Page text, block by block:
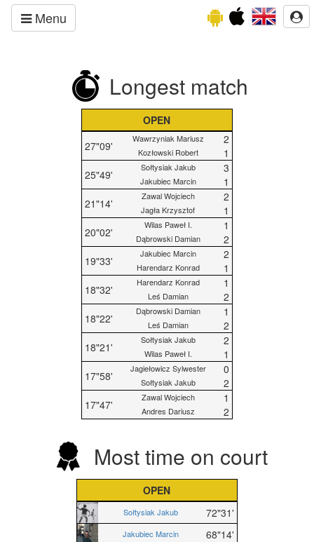
Menu
Longest match
OPEN
27"09'
Wawrzyniak Mariusz 2
Kozłowski Robert
1
25"49'
Sołtysiak Jakub 3
Jakubiec Marcin
1
21"14'
Zawal Wojciech 2
Jagła Krzysztof
1
20"02'
Wilas Paweł I. 1
Dąbrowski Damian
2
19"33'
Jakubiec Marcin 2
Harendarz Konrad
1
18"32'
Harendarz Konrad 1
Leś Damian
2
18"22'
Dąbrowski Damian 1
Leś Damian
2
18"21'
Sołtysiak Jakub 2
Wilas Paweł I.
1
17"58'
Jagiełowicz Sylwester 0
Sołtysiak Jakub
2
17"47'
Zawal Wojciech 1
Andres Dariusz 2
Most time on court
OPEN
Sołtysiak Jakub 72"31'
Jakubiec Marcin 68"14'